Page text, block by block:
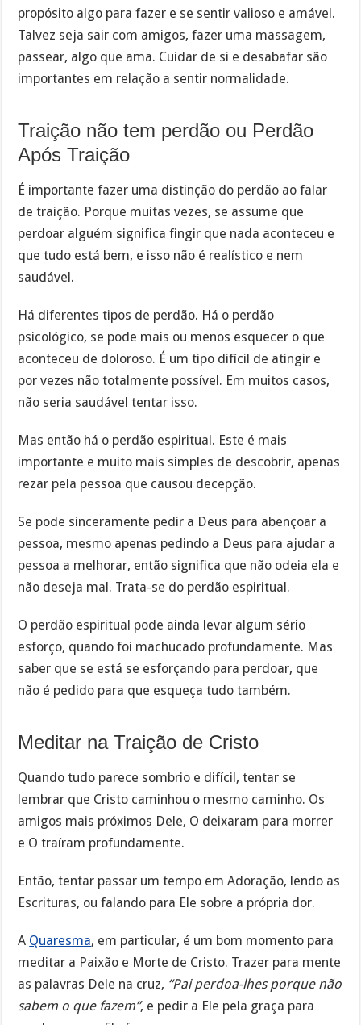
propósito algo para fazer e se sentir valioso e amável.
Talvez seja sair com amigos, fazer uma massagem,
passear, algo que ama. Cuidar de si e desabafar são
importantes em relação a sentir normalidade.
Traição não tem perdão ou Perdão
Após Traição
É importante fazer uma distinção do perdão ao falar
de traição. Porque muitas vezes, se assume que
perdoar alguém significa fingir que nada aconteceu e
que tudo está bem, e isso não é realístico e nem
saudável.
Há diferentes tipos de perdão. Há o perdão
psicológico, se pode mais ou menos esquecer o que
aconteceu de doloroso. É um tipo difícil de atingir e
por vezes não totalmente possível. Em muitos casos,
não seria saudável tentar isso.
Mas então há o perdão espiritual. Este é mais
importante e muito mais simples de descobrir, apenas
rezar pela pessoa que causou decepção.
Se pode sinceramente pedir a Deus para abençoar a
pessoa, mesmo apenas pedindo a Deus para ajudar a
pessoa a melhorar, então significa que não odeia ela e
não deseja mal. Trata-se do perdão espiritual.
O perdão espiritual pode ainda levar algum sério
esforço, quando foi machucado profundamente. Mas
saber que se está se esforçando para perdoar, que
não é pedido para que esqueça tudo também.
Meditar na Traição de Cristo
Quando tudo parece sombrio e difícil, tentar se
lembrar que Cristo caminhou o mesmo caminho. Os
amigos mais próximos Dele, O deixaram para morrer
e O traíram profundamente.
Então, tentar passar um tempo em Adoração, lendo as
Escrituras, ou falando para Ele sobre a própria dor.
A Quaresma, em particular, é um bom momento para
meditar a Paixão e Morte de Cristo. Trazer para mente
as palavras Dele na cruz, “Pai perdoa-lhes porque não
sabem o que fazem”, e pedir a Ele pela graça para